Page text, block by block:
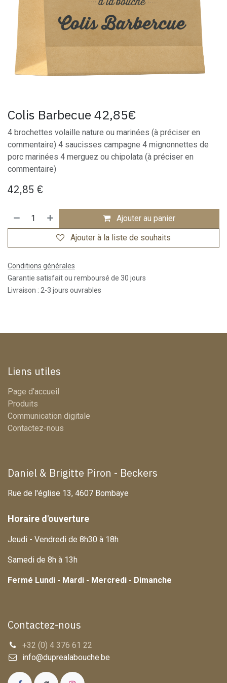
Colis Barbecue 42,85€
4 brochettes volaille nature ou marinées (à préciser en
commentaire) 4 saucisses campagne 4 mignonnettes de
porc marinées 4 merguez ou chipolata (à préciser en
commentaire)
42,85 €
Ajouter au panier
Ajouter à la liste de souhaits
Conditions générales
Garantie satisfait ou remboursé de 30 jours
Livraison : 2-3 jours ouvrables
Liens utiles
Page d'accueil
Produits
Communication digitale
Contactez-nous
Daniel & Brigitte Piron - Beckers
Rue de l'église 13, 4607 Bombaye
Horaire d'ouverture
Jeudi - Vendredi de 8h30 à 18h
Samedi de 8h à 13h
Fermé Lundi - Mardi - Mercredi - Dimanche
Contactez-nous
+32 (0) 4 376 61 22
info@duprealabouche.be